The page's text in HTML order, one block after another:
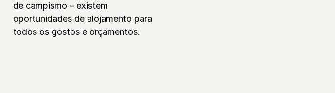
de campismo – existem
oportunidades de alojamento para
todos os gostos e orçamentos.